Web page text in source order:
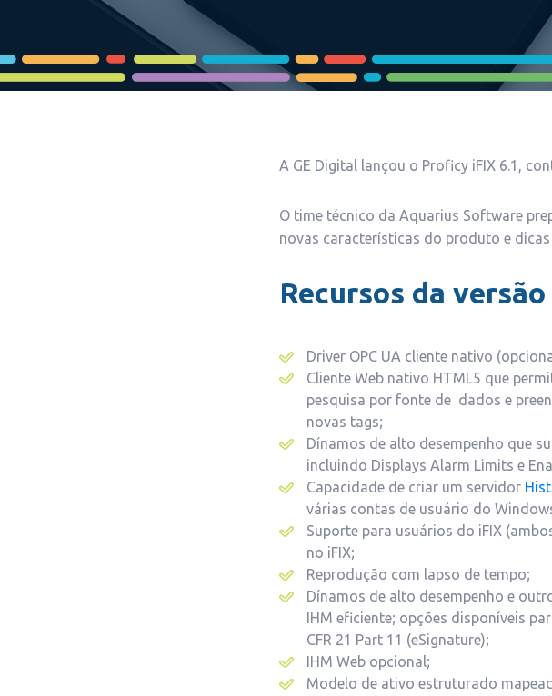
A GE Digital lançou o Proficy iFIX 6.1,
O time técnico da Aquarius Software
novas características do produto e
Recursos da versão
Driver OPC UA cliente nativo
Cliente Web nativo HTML5 que
pesquisa por fonte de dados e
novas tags;
Dínamos de alto desempenho que
incluindo Displays Alarm Limits e
Capacidade de criar um servidor
várias contas de usuário do
Suporte para usuários do iFIX
no iFIX;
Reprodução com lapso de tempo;
Dínamos de alto desempenho e
IHM eficiente; opções disponíveis
CFR 21 Part 11 (eSignature);
IHM Web opcional;
Modelo de ativo estruturado